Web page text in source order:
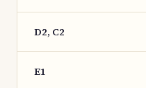
D2, C2
E1